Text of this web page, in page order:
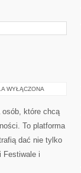
z innej
oraz
nie uciekała po
[…]
WYŁĄCZONA
Fitness to